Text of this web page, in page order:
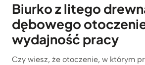
Biurko z litego
dębowego
wydajność pracy
Czy wiesz, że otoczenie, w którym